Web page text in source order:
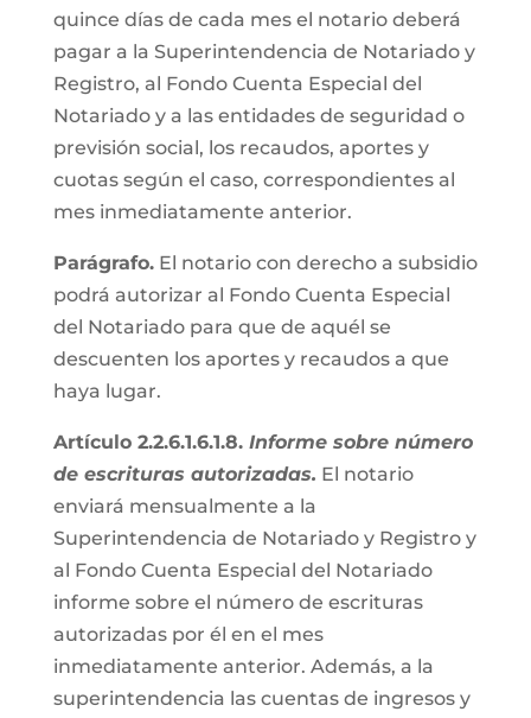
quince días de cada mes el notario deberá
pagar a la Superintendencia de Notariado y
Registro, al Fondo Cuenta Especial del
Notariado y a las entidades de seguridad o
previsión social, los recaudos, aportes y
cuotas según el caso, correspondientes al
mes inmediatamente anterior.
Parágrafo.El notario con derecho a subsidio
podrá autorizar al Fondo Cuenta Especial
del Notariado para que de aquél se
descuenten los aportes y recaudos a que
haya lugar.
Artículo 2.2.6.1.6.1.8. Informe sobre número
de escrituras autorizadas. El notario
enviará mensualmente a la
Superintendencia de Notariado y Registro y
al Fondo Cuenta Especial del Notariado
informe sobre el número de escrituras
autorizadas por él en el mes
inmediatamente anterior. Además, a la
superintendencia las cuentas de ingresos y